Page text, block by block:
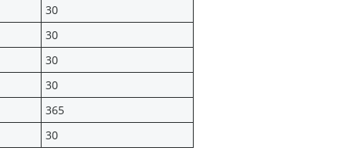
30
30
30
30
365
30